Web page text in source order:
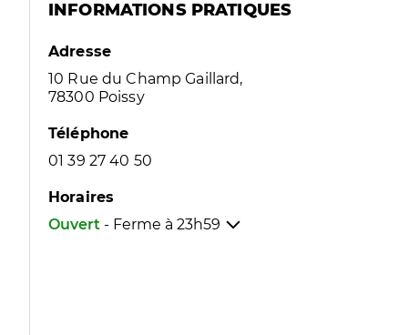
INFORMATIONS PRATIQUES
Adresse
10 Rue du Champ Gaillard,
78300 Poissy
Téléphone
01 39 27 40 50
Horaires
Ouvert - Ferme à 23h59